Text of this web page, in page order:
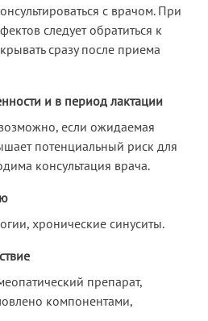
с врачом. При
следует обратиться к
сразу после приема
и в период лактации
если ожидаемая
потенциальный риск для
консультация врача.
хронические синуситы.
препарат,
компонентами,